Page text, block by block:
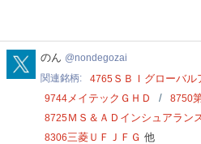
nondegozai
のん nondegozai
関連銘柄
4765 ＳＢＩグローバル
9744メイテックＧＨＤ 8750
8725ＭＳ＆ＡＤインシュアラン
8306三菱ＵＦＪＦＧ 他